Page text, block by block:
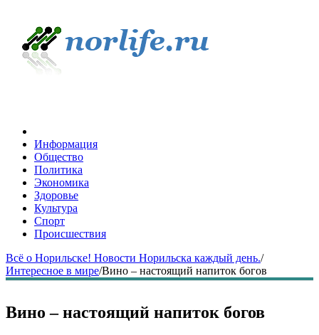
Информация
Общество
Политика
Экономика
Здоровье
Культура
Спорт
Происшествия
Всё о Норильске! Новости Норильска каждый день./
Интересное в мире/Вино – настоящий напиток богов
Вино – настоящий напиток богов